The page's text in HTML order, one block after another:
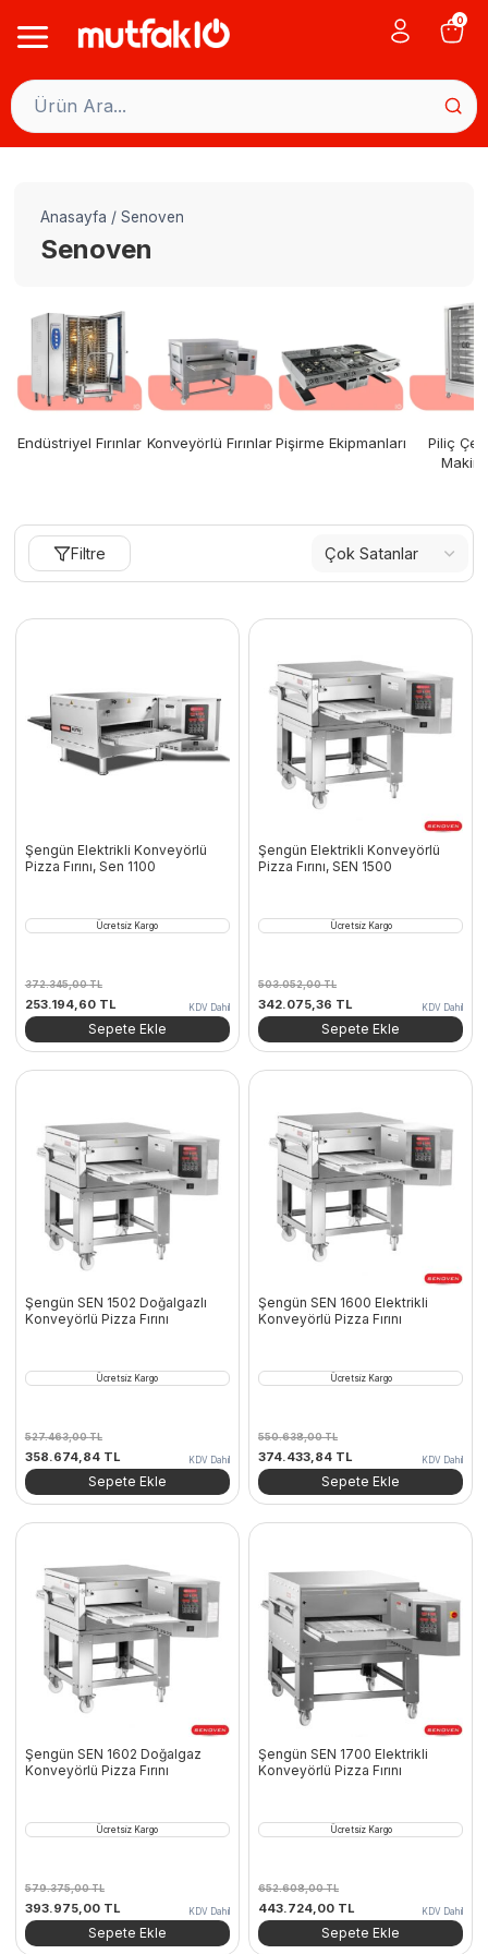
0
Anasayfa / Senoven
Senoven
Endüstriyel Fırınlar Konveyörlü FırınlarPişirme Ekipmanları
Piliç
Filtre
Şengün Elektrikli Konveyörlü
Pizza Fırını, Sen 1100
Ücretsiz Kargo
372.345,00TL
Orijinal
fiyat:
372.345,00 TL.
253.194,60 TLŞu
andaki
fiyat:
KDV Dahil
Sepete Ekle
Şengün Elektrikli Konveyörlü
Pizza Fırını, SEN 1500
Ücretsiz Kargo
503.052,00TL
Orijinal
fiyat:
503.052,00 TL.
342.075,36 TL
andaki
fiyat:
KDV Dahil
Sepete Ekle
Şengün SEN 1502 Doğalgazlı
Konveyörlü Pizza Fırını
Ücretsiz Kargo
527.463,00TL
Orijinal
fiyat:
527.463,00 TL.
358.674,84 TL
andaki
fiyat:
KDV Dahil
Sepete Ekle
Şengün SEN 1600 Elektrikli
Konveyörlü Pizza Fırını
Ücretsiz Kargo
550.638,00TL
Orijinal
fiyat:
550.638,00 TL.
374.433,84 TL
andaki
fiyat:
KDV Dahil
Sepete Ekle
Şengün SEN 1602 Doğalgaz
Konveyörlü Pizza Fırını
Ücretsiz Kargo
579.375,00TL
Orijinal
fiyat:
579.375,00 TL.
393.975,00 TL
andaki
fiyat:
KDV Dahil
Sepete Ekle
Şengün SEN 1700 Elektrikli
Konveyörlü Pizza Fırını
Ücretsiz Kargo
652.608,00TL
Orijinal
fiyat:
652.608,00 TL.
443.724,00 TL
andaki
fiyat:
KDV Dahil
Sepete Ekle